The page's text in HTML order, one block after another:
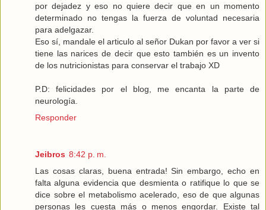
por dejadez y eso no quiere decir que en un momento
determinado no tengas la fuerza de voluntad necesaria
para adelgazar.
Eso sí, mandale el articulo al señor Dukan por favor a ver si
tiene las narices de decir que esto también es un invento
de los nutricionistas para conservar el trabajo XD
P.D: felicidades por el blog, me encanta la parte de
neurología.
Responder
Jeibros 8:42 p. m.
Las cosas claras, buena entrada! Sin embargo, echo en
falta alguna evidencia que desmienta o ratifique lo que se
dice sobre el metabolismo acelerado, eso de que algunas
personas les cuesta más o menos engordar. Existe tal